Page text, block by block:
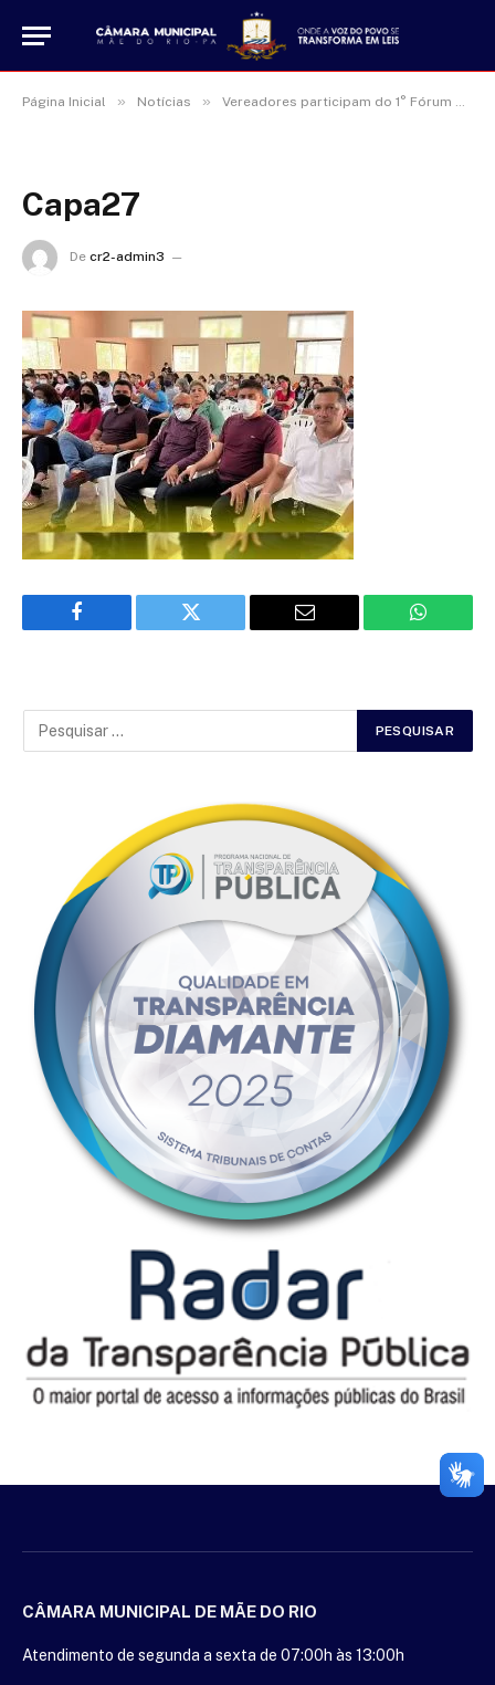
Página Inicial » Notícias » Vereadores participam do 1° Fórum Comunitário do Selo Unicef em Mãe do Rio
Capa27
De cr2-admin3
Facebook Twitter Email
CÂMARA MUNICIPAL DE MÃE DO RIO
Atendimento de segunda a sexta de 07:00h às 13:00h